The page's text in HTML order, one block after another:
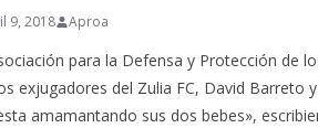
9, 2018 Aproa
para la Defensa y Protección de
exjugadores del Zulia FC, David Barreto
amamantando sus dos bebes»,